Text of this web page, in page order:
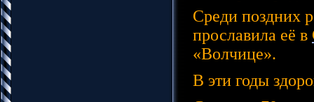
Среди поздних
прославила её в
«Волчице».
В эти годы